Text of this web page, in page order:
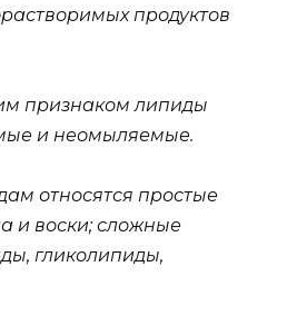
продуктов
признаком липиды
и неомыляемые.
относятся простые
и воски; сложные
гликолипиды,